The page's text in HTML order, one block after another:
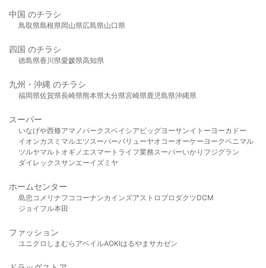
中国 のチラシ
鳥取県島根県岡山県広島県山口県
四国 のチラシ
徳島県香川県愛媛県高知県
九州・沖縄 のチラシ
福岡県佐賀県長崎県熊本県大分県宮崎県鹿児島県沖縄県
スーパー
いなげや西條アマノパークスベイシア ビッグヨーサンイトーヨーカドー
イオンカスミ マルエツスーパーバリューヤオコーオーケー ヨークベニマル
ツルヤマルト オギノ エスマート ライフ業務スーパーいかり フジグラン
ダイレックスサンエーイズミヤ
ホームセンター
島忠 コメリ ナフコ コーナンカインズアストロプロダクツDCM
ジョイフル本田
ファッション
ユニクロ しまむら アベイルAOKIはるやま サカゼン